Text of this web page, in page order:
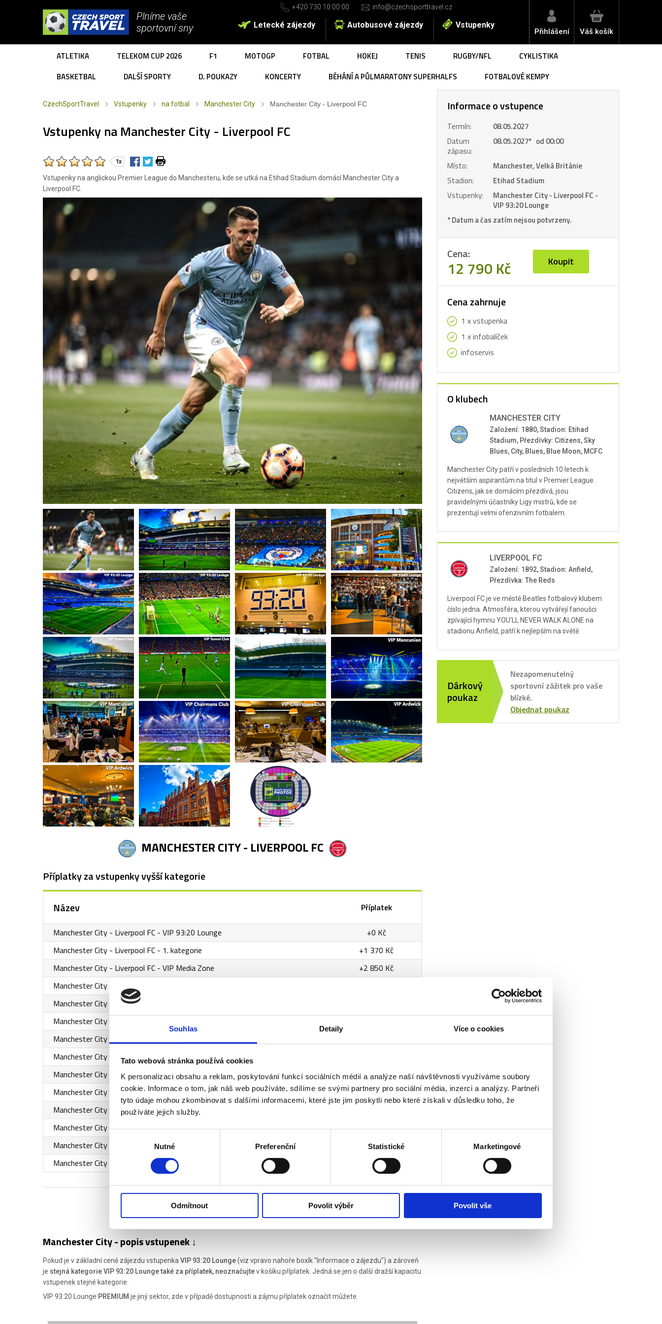
Souhlas Detaily Více o cookies
Tato webová stránka používá cookies
K personalizaci obsahu a reklam, poskytování funkcí sociálních médií a analýze naší návštěvnosti využíváme soubory
cookie. Informace o tom, jak náš web používáte, sdílíme se svými partnery pro sociální média, inzerci a analýzy. Partneři
tyto údaje mohou zkombinovat s dalšími informacemi, které jste jim poskytli nebo které získali v důsledku toho, že
používáte jejich služby.
Výběr
Nutné Preferenční Statistické Marketingové
Odmítnout Povolit výběr Povolit vše
Plníme vaše
sportovní sny
+420 730 10 00 00 info@czechsporttravel.cz
Letecké zájezdy Autobusové zájezdy Vstupenky
Přihlášení Váš košík
ATLETIKA TELEKOM CUP 2026 F1 MOTOGP FOTBAL HOKEJ TENIS RUGBY/NFL
CYKLISTIKA
BASKETBAL
DALŠÍ SPORTY D. POUKAZY KONCERTY BĚHÁNÍ A PŮLMARATONY SUPERHALFS FOTBALOVÉ KEMPY
CzechSportTravel Vstupenky na fotbal Manchester City Manchester City - Liverpool FC
Vstupenky na Manchester City - Liverpool FC
1x
Vstupenky na anglickou Premier League do Manchesteru, kde se utká na Etihad Stadium domácí Manchester City a
Liverpool FC.
MANCHESTER CITY - LIVERPOOL FC
Příplatky za vstupenky vyšší kategorie
Název Příplatek
Manchester City - Liverpool FC - VIP 93:20 Lounge
+0 Kč
Manchester City - Liverpool FC - 1. kategorie
+1 370 Kč
Manchester City - Liverpool FC - VIP Media Zone
+2 850 Kč
Manchester City - Liverpool FC - VIP 93:20 Premium
Manchester City - Liverpool FC - VIP Sports Bar
Manchester City - Liverpool FC - VIP Heart of the City
Manchester City - Liverpool FC - VIP Heart of the City Premium
Manchester City - Liverpool FC - VIP Manager
Manchester City - Liverpool FC - VIP Citizens
+7 260 Kč
Manchester City - Liverpool FC - VIP 1894 Bar
+17 750 Kč
Manchester City - Liverpool FC - VIP Commonwealth
Manchester City - Liverpool FC - VIP Mancunian
+48 480 Kč
Manchester City - Liverpool FC - VIP Tunnel Club
+51 970 Kč
Manchester City - Liverpool FC - VIP Tunnel Club Premier
+101 380 Kč
Manchester City - popis vstupenek ↓
Pokud je v základní ceně zájezdu vstupenkaVIP 93:20 Lounge(viz vpravo nahoře boxík "Informace o zájezdu") a zároveň
je stejná kategorie VIP 93:20 Lounge také za příplatek, neoznačujtev košíku příplatek. Jedná se jen o další dražší kapacitu
vstupenek stejné kategorie.
VIP 93:20 Lounge PREMIUM je jiný sektor, zde v případě dostupnosti a zájmu příplatek označit můžete.
Informace o vstupence
Termín:
08.05.2027
Datum
zápasu:
08.05.2027* od 00:00
Místo:
Manchester, Velká Británie
Stadion:
Etihad Stadium
Vstupenky:
Manchester City - Liverpool FC -
VIP 93:20 Lounge
* Datum a čas zatím nejsou potvrzeny.
Cena:
12 790 Kč Koupit
Cena zahrnuje
1 x vstupenka
1 x infobalíček
infoservis
O klubech
MANCHESTER CITY
Založení: 1880, Stadion: Etihad
Stadium, Přezdívky: Citizens, Sky
Blues, City, Blues, Blue Moon, MCFC
Manchester City patří v posledních 10 letech k
největším aspirantům na titul v Premier League.
Citizens, jak se domácím přezdívá, jsou
pravidelnými účastníky Ligy mistrů, kde se
prezentují velmi ofenzivním fotbalem.
LIVERPOOL FC
Založení: 1892, Stadion: Anfield,
Přezdívka: The Reds
Liverpool FC je ve městě Beatles fotbalový klubem
číslo jedna. Atmosféra, kterou vytvářejí fanoušci
zpívající hymnu YOU'LL NEVER WALK ALONE na
stadionu Anfield, patří k nejlepším na světě.
Dárkový
poukaz
Nezapomenutelný
sportovní zážitek pro vaše
blízké.
Objednat poukaz